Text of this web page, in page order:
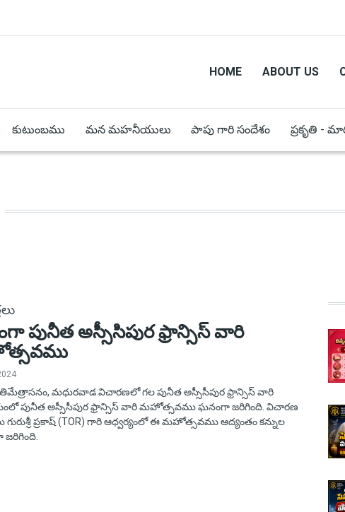
HOME ABOUT US
కుటుంబము మన మహనీయులు పాపు గారి సందేశం ప్రకృతి -
పునీత అస్సీసిపుర ఫ్రాన్సిస్ వారి
మధురవాడ విచారణలో గల పునీత అస్సీసీపుర ఫ్రాన్సిస్ వారి
పునీత అస్సీసీపుర ఫ్రాన్సిస్ వారి మహోత్సవము ఘనంగా జరిగింది. విచారణ
గురుశ్రీ ప్రకాష్ (TOR) గారి ఆధ్వర్యంలో ఈ మహోత్సవము ఆద్యంతం కన్నుల
జరిగింది.